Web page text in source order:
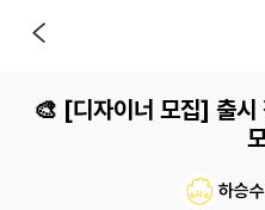
🎨 [디자이너 모집] 출
하승수